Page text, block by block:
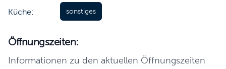
Küche: sonstiges
Öffnungszeiten:
Informationen zu den aktuellen Öffnungszeiten